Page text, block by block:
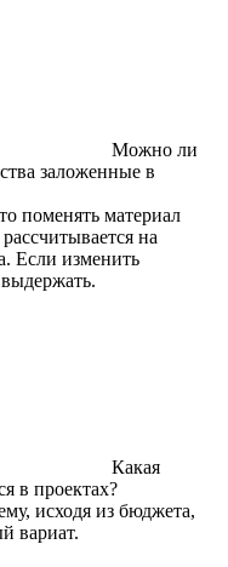
Можно ли
заложенные в
поменять материал
на
Если изменить
Какая
в проектах?
исходя из бюджета,
вариат.